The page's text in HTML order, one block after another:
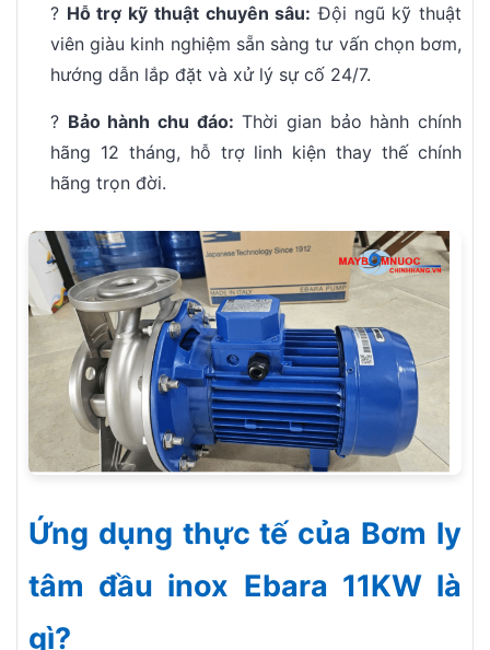
? Hỗ trợ kỹ thuật chuyên sâu: Đội ngũ kỹ thuật
viên giàu kinh nghiệm sẵn sàng tư vấn chọn bơm,
hướng dẫn lắp đặt và xử lý sự cố 24/7.
? Bảo hành chu đáo: Thời gian bảo hành chính
hãng 12 tháng, hỗ trợ linh kiện thay thế chính
hãng trọn đời.
Ứng dụng thực tế của Bơm ly
tâm đầu inox Ebara 11KW là
gì?